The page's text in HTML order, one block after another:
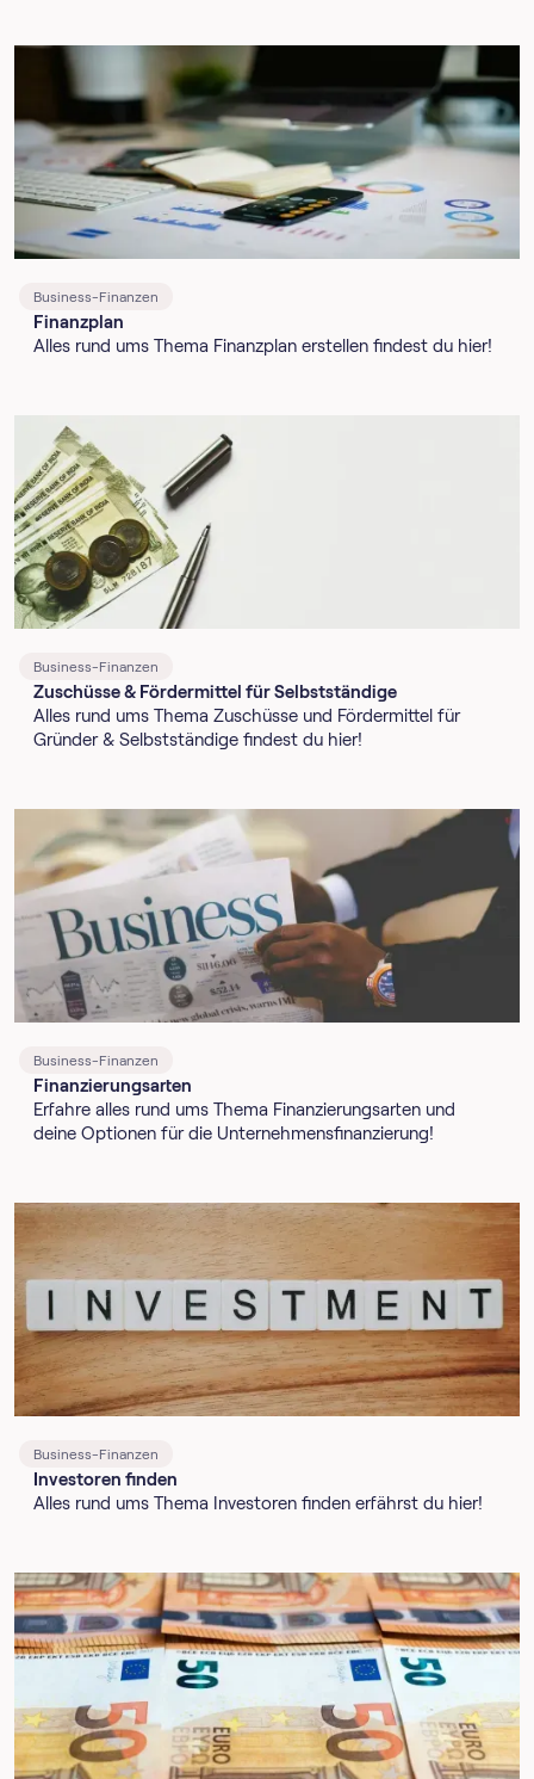
Business-Finanzen
Finanzplan
Alles rund ums Thema Finanzplan erstellen findest du hier!
Business-Finanzen
Zuschüsse & Fördermittel für Selbstständige
Alles rund ums Thema Zuschüsse und Fördermittel für
Gründer & Selbstständige findest du hier!
Business-Finanzen
Finanzierungsarten
Erfahre alles rund ums Thema Finanzierungsarten und
deine Optionen für die Unternehmensfinanzierung!
Business-Finanzen
Investoren finden
Alles rund ums Thema Investoren finden erfährst du hier!